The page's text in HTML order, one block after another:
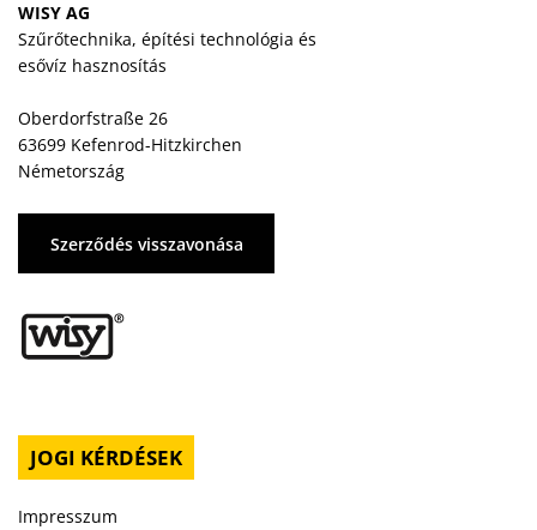
WISY AG
Szűrőtechnika, építési technológia és
esővíz hasznosítás
Oberdorfstraße 26
63699 Kefenrod-Hitzkirchen
Németország
Szerződés visszavonása
JOGI KÉRDÉSEK
Impresszum